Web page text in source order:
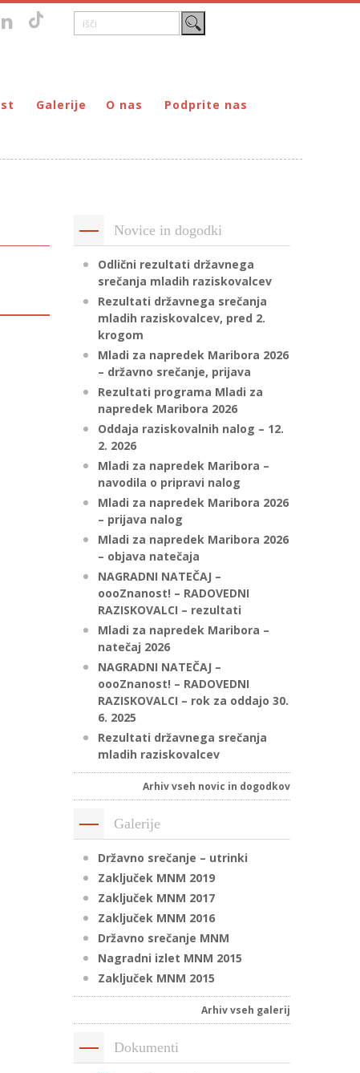
prijateljev mladine Maribor
Galerije O nas
Poslanstvo
Partnerji
Transparentnost delovanja
Podprite nas
DONIRAJ – za pravne osebe
Novice in dogodki
Odlični rezultati državnega
srečanja mladih raziskovalcev
Rezultati državnega srečanja
mladih raziskovalcev, pred 2.
krogom
Mladi za napredek Maribora 2026
– državno srečanje, prijava
Rezultati programa Mladi za
napredek Maribora 2026
Oddaja raziskovalnih nalog – 12.
2. 2026
Mladi za napredek Maribora –
navodila o pripravi nalog
Mladi za napredek Maribora 2026
– prijava nalog
Mladi za napredek Maribora 2026
– objava natečaja
NAGRADNI NATEČAJ –
oooZnanost! – RADOVEDNI
RAZISKOVALCI – rezultati
Mladi za napredek Maribora –
natečaj 2026
NAGRADNI NATEČAJ –
oooZnanost! – RADOVEDNI
RAZISKOVALCI – rok za oddajo 30.
6. 2025
Rezultati državnega srečanja
mladih raziskovalcev
Arhiv vseh novic in dogodkov
Galerije
Državno srečanje – utrinki
Zaključek MNM 2019
Zaključek MNM 2017
Zaključek MNM 2016
Državno srečanje MNM
Nagradni izlet MNM 2015
Zaključek MNM 2015
Arhiv vseh galerij
Dokumenti